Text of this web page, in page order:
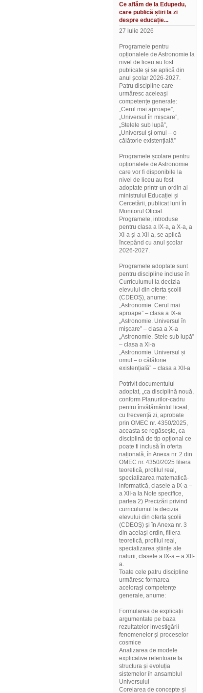
Ce aflăm de la Edupedu,
care publică știri la zi
despre educație...
27 iulie 2026
Programele pentru
opționalele de Astronomie la
nivel de liceu au fost
publicate și se aplică din
anul școlar 2026-2027.
Patru discipline care
urmăresc aceleași
competențe generale:
„Cerul mai aproape”,
„Universul în mișcare”,
„Stelele sub lupă”,
„Universul și omul – o
călătorie existențială”
Programele școlare pentru
opționalele de Astronomie
care vor fi disponibile la
nivel de liceu au fost
adoptate printr-un ordin al
ministrului Educației și
Cercetării, publicat luni în
Monitorul Oficial.
Programele, introduse
pentru clasa a IX-a, a X-a, a
XI-a și a XII-a, se aplică
începând cu anul școlar
2026-2027.
Programele adoptate sunt
pentru discipline incluse în
Curriculumul la decizia
elevului din oferta școlii
(CDEOȘ), anume:
„Astronomie. Cerul mai
aproape” – clasa a IX-a
„Astronomie. Universul în
mișcare” – clasa a X-a
„Astronomie. Stele sub lupă”
– clasa a Xi-a
„Astronomie. Universul și
omul – o călătorie
existențială” – clasa a XII-a
Potrivit documentului
adoptat, „ca disciplină nouă,
conform Planurilor-cadru
pentru învățământul liceal,
cu frecvență zi, aprobate
prin OMEC nr. 4350/2025,
aceasta se regăsește, ca
disciplină de tip opțional ce
poate fi inclusă în oferta
națională, în Anexa nr. 2 din
OMEC nr. 4350/2025 filiera
teoretică, profilul real,
specializarea matematică-
informatică, clasele a IX-a –
a XII-a la Note specifice,
partea 2) Precizări privind
curriculumul la decizia
elevului din oferta școlii
(CDEOȘ) și în Anexa nr. 3
din același ordin, filiera
teoretică, profilul real,
specializarea științe ale
naturii, clasele a IX-a – a XII-
a.
Toate cele patru discipline
urmăresc formarea
acelorași competențe
generale, anume:
Formularea de explicații
argumentate pe baza
rezultatelor investigării
fenomenelor și proceselor
cosmice
Analizarea de modele
explicative referitoare la
structura și evoluția
sistemelor în ansamblul
Universului
Corelarea de concepte și